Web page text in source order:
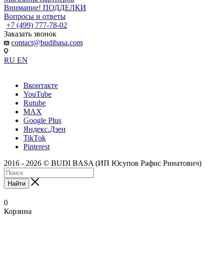
Внимание! ПОДДЕЛКИ
Вопросы и ответы
+7 (499) 777-78-02
Заказать звонок
contact@budibasa.com
RU EN
Вконтакте
YouTube
Rutube
MAX
Google Plus
Яндекс.Дзен
TikTok
Pinterest
2016 - 2026 © BUDI BASA (ИП Юсупов Рафис Ринатович)
Найти
0
Корзина